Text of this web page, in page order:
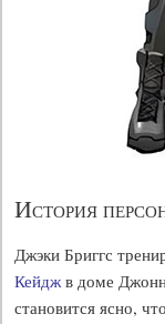
История
Джэки Бриггс
Кейджв доме
становится ясно,